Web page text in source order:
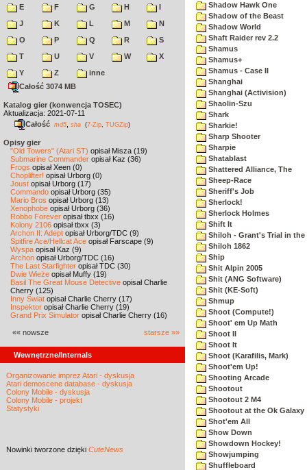
E
F G H
I
J
K L M
N
O
P Q R
S
T
U V W
X
Y
Z
inne
Całość 3074 MB
Katalog gier (konwencja TOSEC)
Aktualizacja: 2021-07-11
Całość md5 sha (7-Zip TUGZip)
Opisy gier
"Old Towers" (Atari ST) opisał Misza (19)
Submarine Commander opisał Kaz (36)
Frogs opisał Xeen (0)
Choplifter! opisał Urborg (0)
Joust opisał Urborg (17)
Commando opisał Urborg (35)
Mario Bros opisał Urborg (13)
Xenophobe opisał Urborg (36)
Robbo Forever opisał tbxx (16)
Kolony 2106 opisał tbxx (3)
Archon II: Adept opisał Urborg/TDC (9)
Spitfire Ace/Hellcat Ace opisał Farscape (9)
Wyspa opisał Kaz (9)
Archon opisał Urborg/TDC (16)
The Last Starfighter opisał TDC (30)
Dwie Wieże opisał Muffy (19)
Basil The Great Mouse Detective opisał Charlie
Cherry (125)
Inny Świat opisał Charlie Cherry (17)
Inspektor opisał Charlie Cherry (19)
Grand Prix Simulator opisał Charlie Cherry (16)
«« nowsze starsze »»
Wewnętrzne/Internals
Organizowanie imprez Atari - dyskusja
Atari demoscene database - dyskusja
Colony Mobile - dyskusja
Colony Mobile - projekt
Statystyki
Nowinki tworzone dzięki CuteNews
Shadow Hawk One
Shadow of the Beast
Shadow World
Shaft Raider rev 2.2
Shamus
Shamus+
Shamus - Case II
Shanghai
Shanghai (Activision)
Shaolin-Szu
Shark
Sharkie!
Sharp Shooter
Sharpie
Shatablast
Shattered Alliance, The
Sheep-Race
Sheriff's Job
Sherlock!
Sherlock Holmes
Shift It
Shiloh - Grant's Trial in the
Shiloh 1862
Ship
Shit Alpin 2005
Shit (ANG Software)
Shit (KE-Soft)
Shmup
Shoot (Compute!)
Shoot' em Up Math
Shoot II
Shoot It
Shoot (Karafilis, Mark)
Shoot'em Up!
Shooting Arcade
Shootout
Shootout 2 M4
Shootout at the Ok Galaxy
Shot'em All
Show Down
Showdown Hockey!
Showjumping
Shuffleboard